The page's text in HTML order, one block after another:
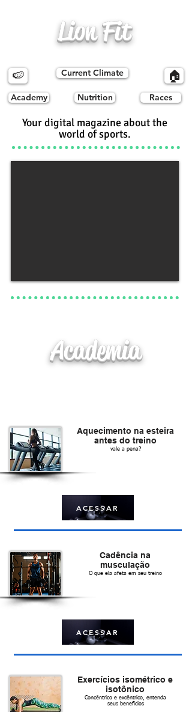
Lion Fit
🍉
Academy
Current Climate
Nutrition
🏠
Races
Your digital magazine about the
world of sports.
Academia
Aquecimento na esteira
antes do treino
vale a pena?
ACESSAR
Cadência na
musculação
O que ela afeta em seu treino
ACESSAR
Exercícios isométrico e
isotônico
Concêntrico e excêntrico, entenda
seus benefícios